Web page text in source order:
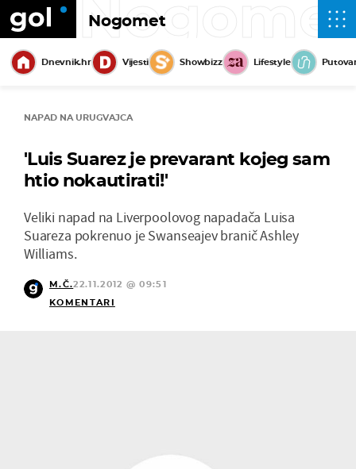
Nogomet
Dnevnik.hr Vijesti Showbizz Lifestyle
NAPAD NA URUGVAJCA
'Luis Suarez je prevarant kojeg sam
htio nokautirati!'
Veliki napad na Liverpoolovog napadača Luisa
Suareza pokrenuo je Swanseajev branič Ashley
Williams.
M.Č.22.11.2012 @ 09:51
KOMENTARI